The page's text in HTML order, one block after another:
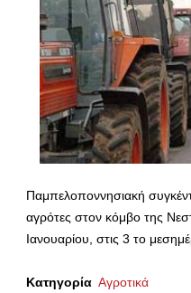
Παμπελοποννησιακή
αγρότες στον κόμβο της
Ιανουαρίου, στις 3 το
Κατηγορία Αγροτικά